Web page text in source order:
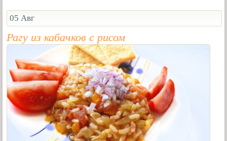
05 Авг
Рагу из кабачков с рисом